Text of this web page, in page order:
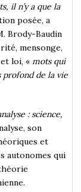
il n’y a que la
posée, a
Brody-Baudin
mensonge,
loi, « mots qui
profond de la vie
: science,
son
et
autonomes qui